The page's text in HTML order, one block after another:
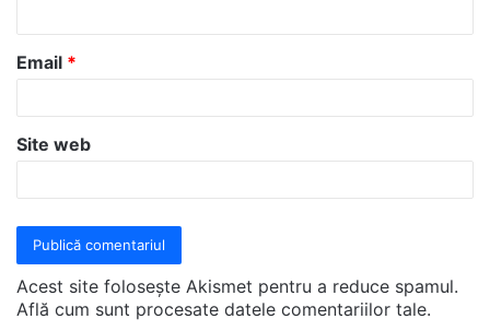
*
Email *
Site web
Acest site folosește Akismet pentru a reduce spamul.
Află cum sunt procesate datele comentariilor tale.